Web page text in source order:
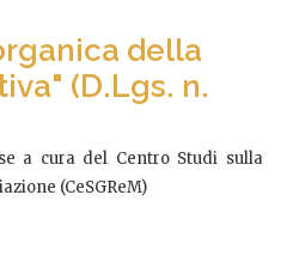
della
(D.Lgs. n.
a cura del Centro Studi sulla
(CeSGReM)